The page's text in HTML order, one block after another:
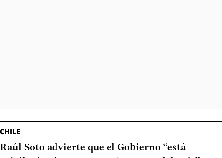
CHILE
Raúl Soto advierte que el Gobierno “está